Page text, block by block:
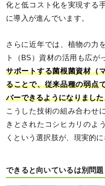
化と低コスト化を実現する
に導入が進んでいます。
さらに近年では、植物の力
ト（BS）資材の活用も広が
サポートする菌根菌資材（
ることで、従来品種の弱点
バーできるようになりました
こうした技術の組み合わせ
きとされたコシヒカリのよ
くという選択肢が、現実的に
できると向いているは別問題